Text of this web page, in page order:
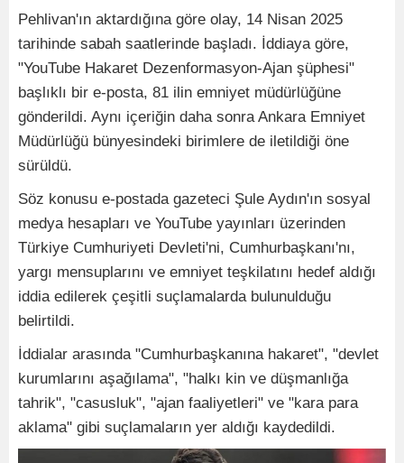
Pehlivan'ın aktardığına göre olay, 14 Nisan 2025
tarihinde sabah saatlerinde başladı. İddiaya göre,
"YouTube Hakaret Dezenformasyon-Ajan şüphesi"
başlıklı bir e-posta, 81 ilin emniyet müdürlüğüne
gönderildi. Aynı içeriğin daha sonra Ankara Emniyet
Müdürlüğü bünyesindeki birimlere de iletildiği öne
sürüldü.
Söz konusu e-postada gazeteci Şule Aydın'ın sosyal
medya hesapları ve YouTube yayınları üzerinden
Türkiye Cumhuriyeti Devleti'ni, Cumhurbaşkanı'nı,
yargı mensuplarını ve emniyet teşkilatını hedef aldığı
iddia edilerek çeşitli suçlamalarda bulunulduğu
belirtildi.
İddialar arasında "Cumhurbaşkanına hakaret", "devlet
kurumlarını aşağılama", "halkı kin ve düşmanlığa
tahrik", "casusluk", "ajan faaliyetleri" ve "kara para
aklama" gibi suçlamaların yer aldığı kaydedildi.